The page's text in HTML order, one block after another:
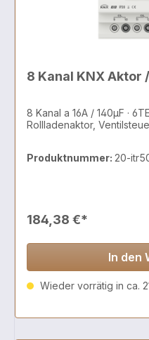
8 Kanal a 16A / 140µF ·
Rollladenaktor,
Produktnummer: 20-
184,38 €*
In den
Wieder vorrätig in ca.